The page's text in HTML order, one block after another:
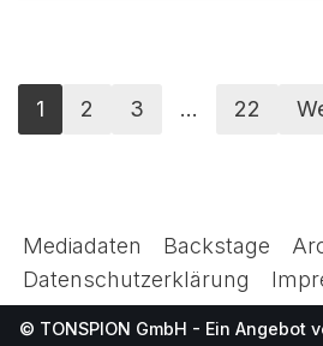
1 2 3 … 22
Mediadaten Backstage
Datenschutzerklärung
© TONSPION GmbH - Ein Angebot